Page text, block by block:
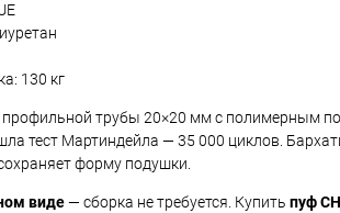
130 кг
трубы 20×20 мм с полимерным
тест Мартиндейла — 35 000 циклов.
форму подушки.
виде— сборка не требуется. Купить пуф